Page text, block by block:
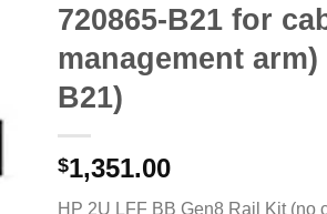
720865-B21 for
management arm)
B21)
$1,351.00
HP 2U LFF BB Gen8 Rail Kit (no